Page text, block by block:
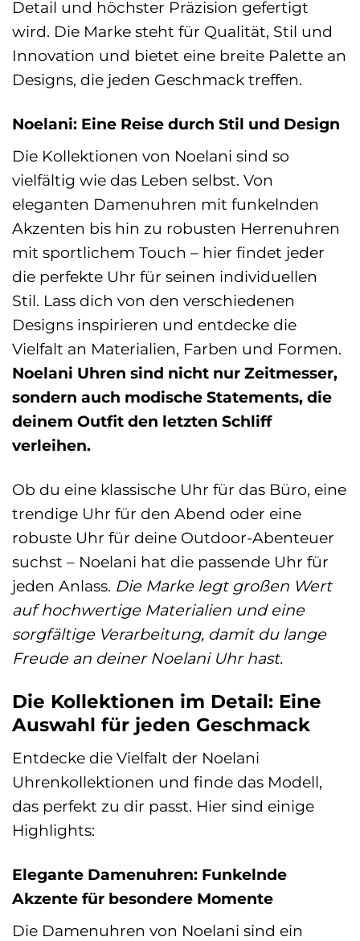
Detail und höchster Präzision gefertigt
wird. Die Marke steht für Qualität, Stil und
Innovation und bietet eine breite Palette an
Designs, die jeden Geschmack treffen.
Noelani: Eine Reise durch Stil und Design
Die Kollektionen von Noelani sind so
vielfältig wie das Leben selbst. Von
eleganten Damenuhren mit funkelnden
Akzenten bis hin zu robusten Herrenuhren
mit sportlichem Touch – hier findet jeder
die perfekte Uhr für seinen individuellen
Stil. Lass dich von den verschiedenen
Designs inspirieren und entdecke die
Vielfalt an Materialien, Farben und Formen.
Noelani Uhren sind nicht nur Zeitmesser,
sondern auch modische Statements, die
deinem Outfit den letzten Schliff
verleihen.
Ob du eine klassische Uhr für das Büro, eine
trendige Uhr für den Abend oder eine
robuste Uhr für deine Outdoor-Abenteuer
suchst – Noelani hat die passende Uhr für
jeden Anlass. Die Marke legt großen Wert
auf hochwertige Materialien und eine
sorgfältige Verarbeitung, damit du lange
Freude an deiner Noelani Uhr hast.
Die Kollektionen im Detail: Eine
Auswahl für jeden Geschmack
Entdecke die Vielfalt der Noelani
Uhrenkollektionen und finde das Modell,
das perfekt zu dir passt. Hier sind einige
Highlights:
Elegante Damenuhren: Funkelnde
Akzente für besondere Momente
Die Damenuhren von Noelani sind ein